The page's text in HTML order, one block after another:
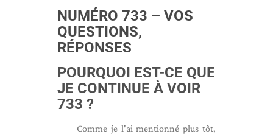
NUMÉRO 733 – VOS
QUESTIONS,
RÉPONSES
POURQUOI EST-CE QUE
JE CONTINUE À VOIR
733 ?
Comme je l'ai mentionné plus tôt,